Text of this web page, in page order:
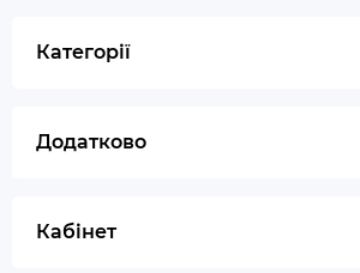
Категорії
Додатково
Кабінет